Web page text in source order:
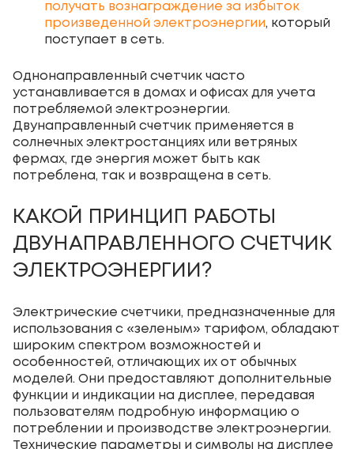
получать вознаграждение за избыток
произведенной электроэнергии, который
поступает в сеть.
Однонаправленный счетчик часто
устанавливается в домах и офисах для учета
потребляемой электроэнергии.
Двунаправленный счетчик применяется в
солнечных электростанциях или ветряных
фермах, где энергия может быть как
потреблена, так и возвращена в сеть.
КАКОЙ ПРИНЦИП РАБОТЫ
ДВУНАПРАВЛЕННОГО СЧЕТЧИК
ЭЛЕКТРОЭНЕРГИИ?
Электрические счетчики, предназначенные для
использования с «зеленым» тарифом, обладают
широким спектром возможностей и
особенностей, отличающих их от обычных
моделей. Они предоставляют дополнительные
функции и индикации на дисплее, передавая
пользователям подробную информацию о
потреблении и производстве электроэнергии.
Технические параметры и символы на дисплее